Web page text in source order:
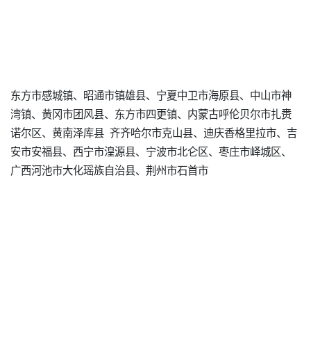
东方市感城镇、昭通市镇雄县、宁夏中卫市海原县、中山市神
湾镇、黄冈市团风县、东方市四更镇、内蒙古呼伦贝尔市扎赉
诺尔区、黄南泽库县 齐齐哈尔市克山县、迪庆香格里拉市、吉
安市安福县、西宁市湟源县、宁波市北仑区、枣庄市峄城区、
广西河池市大化瑶族自治县、荆州市石首市